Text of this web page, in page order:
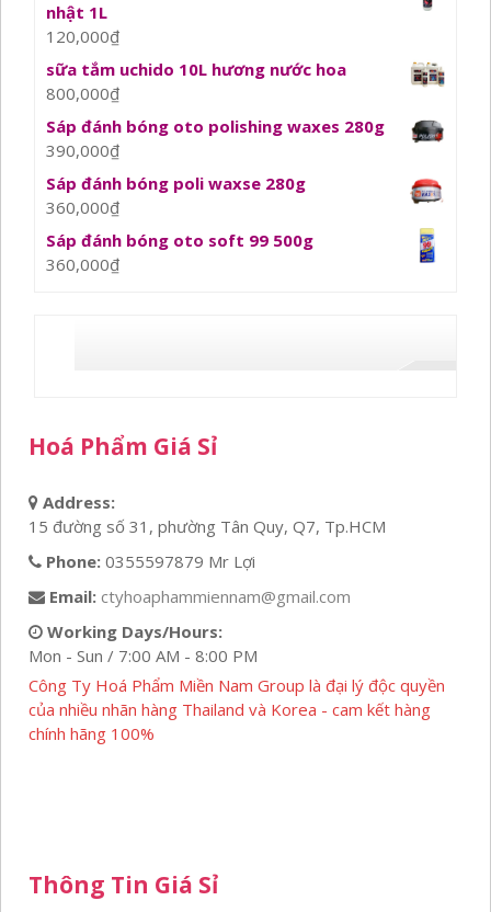
nhật 1L
120,000₫
sữa tắm uchido 10L hương nước hoa
800,000₫
Sáp đánh bóng oto polishing waxes 280g
390,000₫
Sáp đánh bóng poli waxse 280g
360,000₫
Sáp đánh bóng oto soft 99 500g
360,000₫
Hoá Phẩm Giá Sỉ
Address:
15 đường số 31, phường Tân Quy, Q7, Tp.HCM
Phone: 0355597879 Mr Lợi
Email: ctyhoaphammiennam@gmail.com
Working Days/Hours:
Mon - Sun / 7:00 AM - 8:00 PM
Công Ty Hoá Phẩm Miền Nam Group là đại lý độc quyền
của nhiều nhãn hàng Thailand và Korea - cam kết hàng
chính hãng 100%
Thông Tin Giá Sỉ